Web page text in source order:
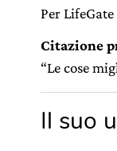
Per
Citazione
“Le cose
Il suo